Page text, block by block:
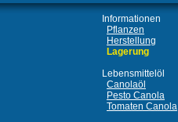
Informationen
Pflanzen
Herstellung
Lagerung
Lebensmittelöl
Canolaöl
Pesto Canola
Tomaten Canola